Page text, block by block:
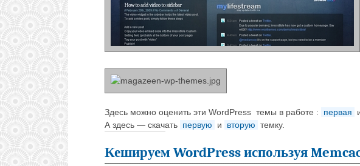
Здесь можно оценить эти WordPress темы в работе : первая
А здесь — скачать первую и вторую темку.
Кешируем WordPress используя